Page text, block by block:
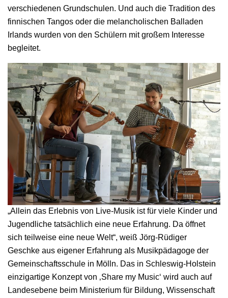
verschiedenen Grundschulen. Und auch die Tradition des
finnischen Tangos oder die melancholischen Balladen
Irlands wurden von den Schülern mit großem Interesse
begleitet.
„Allein das Erlebnis von Live-Musik ist für viele Kinder und
Jugendliche tatsächlich eine neue Erfahrung. Da öffnet
sich teilweise eine neue Welt“, weiß Jörg-Rüdiger
Geschke aus eigener Erfahrung als Musikpädagoge der
Gemeinschaftsschule in Mölln. Das in Schleswig-Holstein
einzigartige Konzept von ‚Share my Music‘ wird auch auf
Landesebene beim Ministerium für Bildung, Wissenschaft